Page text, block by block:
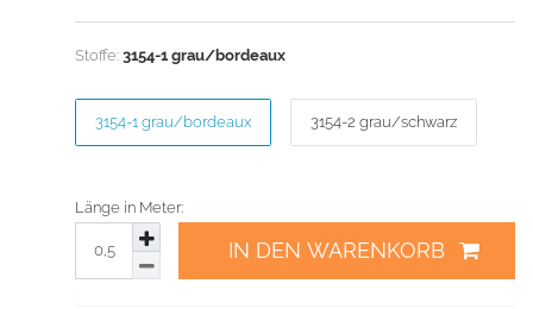
Stoffe: 3154-1 grau/bordeaux
3154-1 grau/bordeaux 3154-2 grau/schwarz
Länge in Meter:
IN DEN WARENKORB